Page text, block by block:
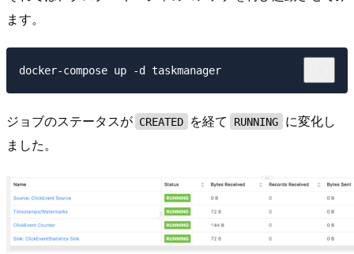
ます。
ジョブのステータスが CREATED を経て RUNNING
に変化し
ました。